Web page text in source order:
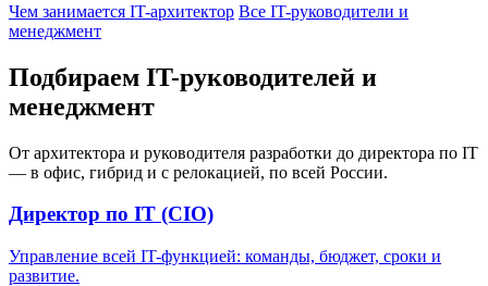
Чем занимается IT-архитектор Все IT-руководители и
менеджмент
Подбираем IT-руководителей и
менеджмент
От архитектора и руководителя разработки до директора по IT
— в офис, гибрид и с релокацией, по всей России.
Директор по IT (CIO)
Управление всей IT-функцией: команды, бюджет, сроки и
развитие.